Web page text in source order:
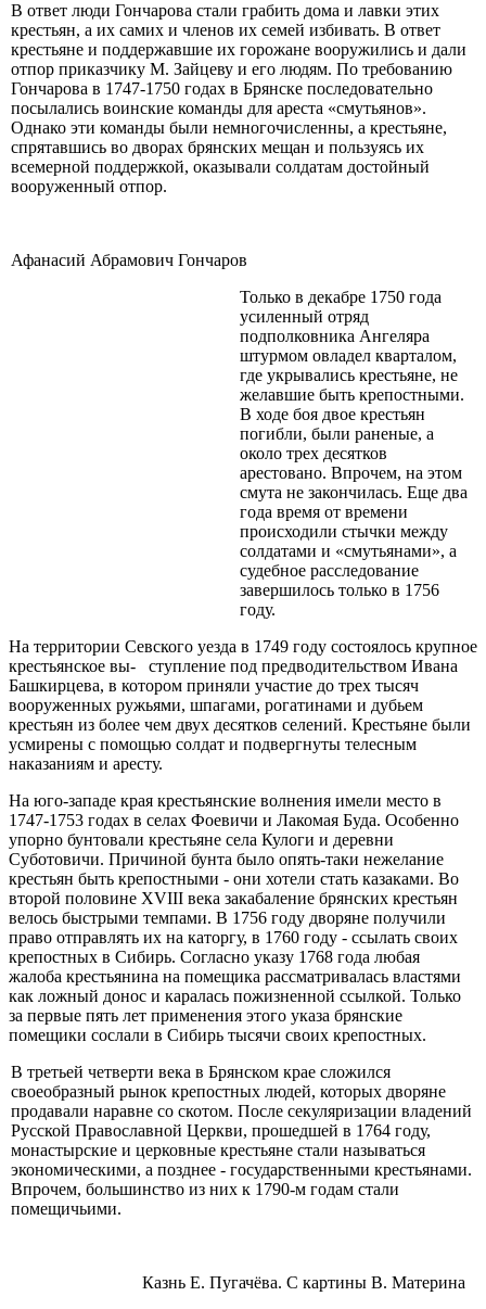
В ответ люди Гончарова стали грабить дома и лавки этих
крестьян, а их самих и членов их семей избивать. В ответ
крестьяне и поддержав­шие их горожане вооружились и дали
отпор приказчику М. Зайцеву и его людям. По требованию
Гончарова в 1747-1750 годах в Брянске последо­вательно
посылались воинские команды для ареста «смутьянов».
Однако эти команды были немногочисленны, а крестьяне,
спрятавшись во дворах брянских мещан и пользуясь их
всемерной поддержкой, оказывали солда­там достойный
вооруженный отпор.
Афанасий Абрамович Гончаров
Только в декабре 1750 года
усиленный отряд
подполковника Ангеляра
штурмом овладел кварталом,
где укрывались кре­стьяне, не
желавшие быть крепостными.
В ходе боя двое крестьян
погибли, были ра­неные, а
около трех десятков
арестовано. Впрочем, на этом
смута не закончилась. Еще два
года время от времени
происхо­дили стычки между
солдатами и «смутья­нами», а
судебное расследование
заверши­лось только в 1756
году.
На территории Севского уезда в 1749 году состоялось крупное
крестьянское вы- ступление под предводительством Ивана
Башкирцева, в котором приняли участие до трех тысяч
вооруженных ружьями, шпага­ми, рогатинами и дубьем
крестьян из более чем двух десятков селений. Крестьяне были
усмирены с помощью солдат и подвергнуты телесным
наказаниям и аресту.
На юго-западе края крестьянские волнения имели место в
1747-1753 годах в селах Фоевичи и Лакомая Буда. Особенно
упорно бунтовали кре­стьяне села Кулоги и деревни
Суботовичи. Причиной бунта было опять-таки нежелание
крестьян быть крепостными - они хотели стать казаками. Во
второй половине XVIII века закабаление брянских крестьян
ве­лось быстрыми темпами. В 1756 году дворяне получили
право отправлять их на каторгу, в 1760 году - ссылать своих
крепостных в Сибирь. Согласно указу 1768 года любая
жалоба крестьянина на помещика рассматривалась властями
как ложный донос и каралась пожизненной ссылкой. Только
за первые пять лет применения этого указа брянские
помещики сослали в Сибирь тысячи своих крепостных.
В третьей четверти века в Брянском крае сложился
своеобразный рынок крепостных людей, которых дворяне
продавали наравне со скотом. После секуляризации владений
Русской Православной Церкви, прошедшей в 1764 году,
монастырские и церковные крестьяне стали на­зываться
экономическими, а позднее - государственными крестьянами.
Впрочем, большинство из них к 1790-м годам стали
помещичьими.
Казнь Е. Пугачёва. С картины В. Материна